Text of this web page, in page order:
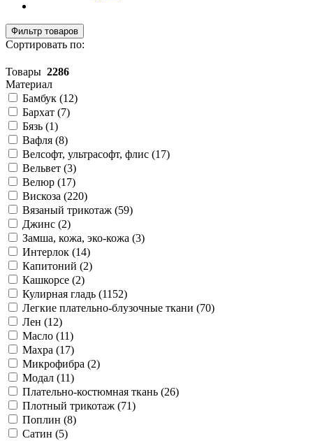
Фильтр товаров
Сортировать по:
Товары 2286
Материал
Бамбук (12)
Бархат (7)
Бязь (1)
Вафля (8)
Велсофт, ультрасофт, флис (17)
Вельвет (3)
Велюр (17)
Вискоза (220)
Вязаный трикотаж (59)
Джинс (2)
Замша, кожа, эко-кожа (3)
Интерлок (14)
Капитоний (2)
Кашкорсе (2)
Кулирная гладь (1152)
Легкие плательно-блузочные ткани (70)
Лен (12)
Масло (11)
Махра (17)
Микрофибра (2)
Модал (11)
Плательно-костюмная ткань (26)
Плотный трикотаж (71)
Поплин (8)
Сатин (5)